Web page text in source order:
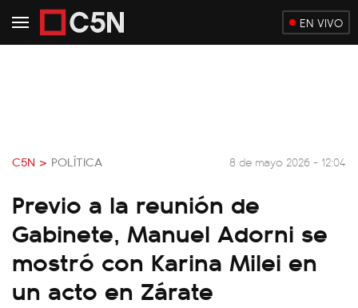
EN VIVO
C5N > POLÍTICA 8 de mayo 2026 - 12:04
Previo a la reunión de
Gabinete, Manuel Adorni se
mostró con Karina Milei en
un acto en Zárate